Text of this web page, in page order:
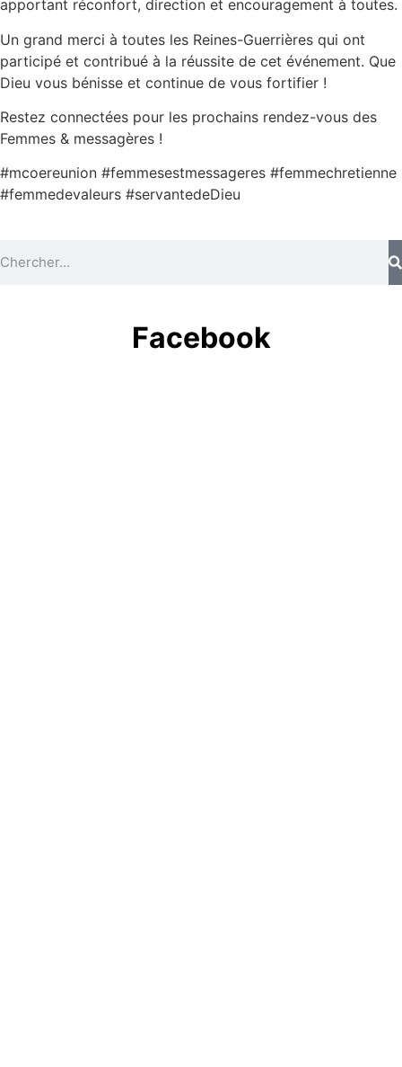
apportant réconfort, direction et encouragement à toutes.
Un grand merci à toutes les Reines-Guerrières qui ont
participé et contribué à la réussite de cet événement. Que
Dieu vous bénisse et continue de vous fortifier !
Restez connectées pour les prochains rendez-vous des
Femmes & messagères !
#mcoereunion #femmesestmessageres #femmechretienne
#femmedevaleurs #servantedeDieu
Facebook